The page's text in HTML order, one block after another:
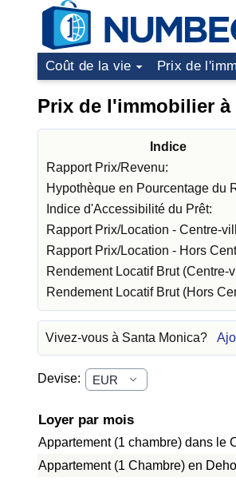
Coût de la vie Prix de
Prix de l'immobilier à
Indice
Rapport Prix/Revenu:
Hypothèque en Pourcentage du
Indice d'Accessibilité du Prêt:
Rapport Prix/Location - Centre-
Rapport Prix/Location - Hors
Rendement Locatif Brut (Centre-
Rendement Locatif Brut (Hors
Vivez-vous à Santa Monica?
Devise:
Loyer par mois
Appartement (1 chambre) dans le
Appartement (1 Chambre) en